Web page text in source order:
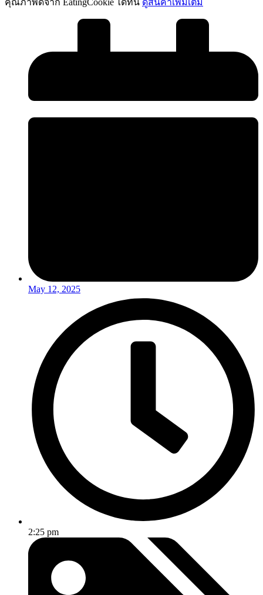
คุณภาพดีจาก EatingCookie ได้ที่นี่ ดูสินค้าเพิ่มเติม
May 12, 2025
2:25 pm